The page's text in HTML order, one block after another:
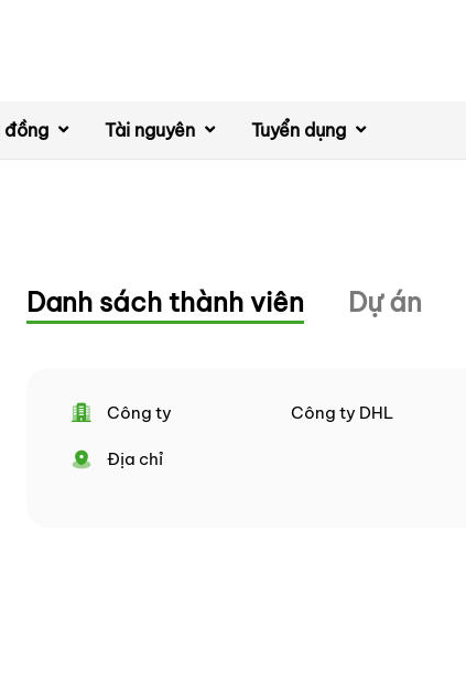
đồng Tài nguyên Tuyển dụng
Danh sách thành viên Dự án
Công ty Công ty DHL
Địa chỉ